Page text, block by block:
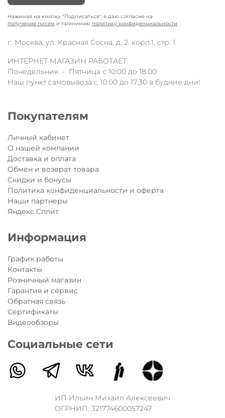
Нажимая на кнопку "Подписаться", я даю согласие на
получение писем и принимаю политику конфиденциальности
г. Москва, ул. Красная Сосна, д. 2. корп.1, стр. 1
ИНТЕРНЕТ МАГАЗИН РАБОТАЕТ
Понедельник - Пятница с 10:00 до 18:00
Наш пункт самовывоза с 10:00 до 17:30 в будние дни!
Покупателям
Личный кабинет
О нашей компании
Доставка и оплата
Обмен и возврат товара
Скидки и бонусы
Политика конфиденциальности и оферта
Наши партнеры
Яндекс Сплит
Информация
График работы
Контакты
Розничный магазин
Гарантия и сервис
Обратная связь
Сертификаты
Видеообзоры
Социальные сети
ИП Ильин Михаил Алексеевич
ОГРНИП: 321774600057247